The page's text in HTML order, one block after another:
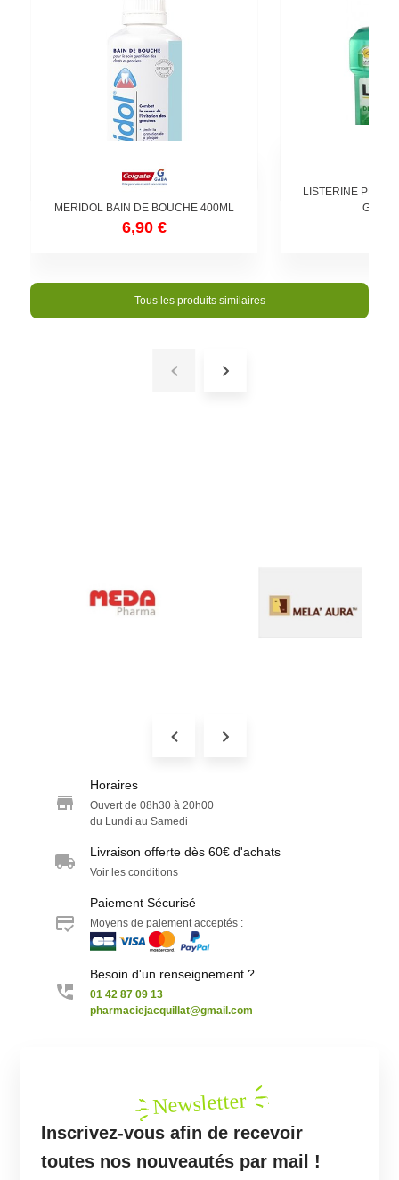
MERIDOL BAIN DE BOUCHE 400ML
6,90 €
LISTERINE
Tous les produits similaires
Horaires
Ouvert de 08h30 à 20h00
du Lundi au Samedi
Livraison offerte dès 60€ d'achats
Voir les conditions
Paiement Sécurisé
Moyens de paiement acceptés :
Besoin d'un renseignement ?
01 42 87 09 13
pharmaciejacquillat@gmail.com
Newsletter
Inscrivez-vous afin de recevoir
toutes nos nouveautés par mail !